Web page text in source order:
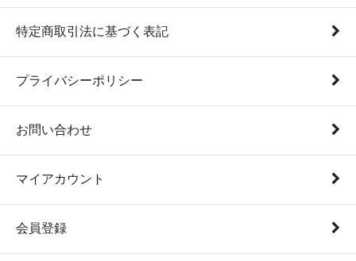
特定商取引法に基づく表記
プライバシーポリシー
お問い合わせ
マイアカウント
会員登録